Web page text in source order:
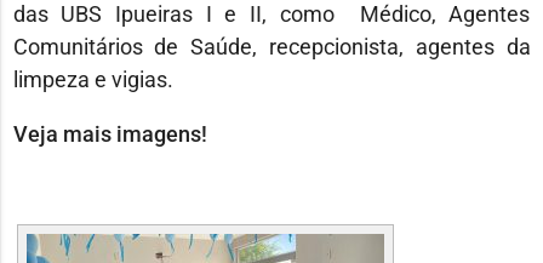
das UBS Ipueiras I e II, como Médico, Agentes
Comunitários de Saúde, recepcionista, agentes da
limpeza e vigias.
Veja mais imagens!